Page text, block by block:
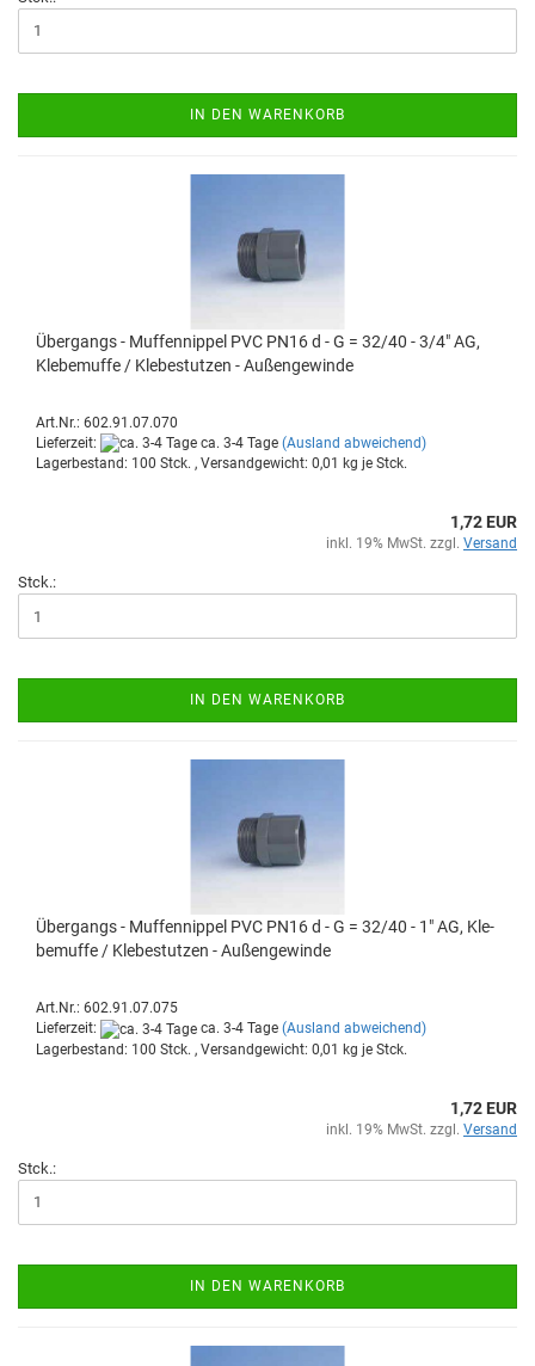
IN DEN WARENKORB
Über­gangs - Muf­fen­nip­pel PVC PN16 d - G = 32/40 - 3/4" AG,
Kle­be­muf­fe / Kle­be­stut­zen - Au­ßen­ge­win­de
Art.Nr.: 602.91.07.070
Lieferzeit:
ca. 3-4 Tage (Ausland abweichend)
Lagerbestand: 100 Stck. , Versandgewicht: 0,01 kg je Stck.
1,72 EUR
inkl. 19% MwSt. zzgl. Versand
Stck.:
IN DEN WARENKORB
Über­gangs - Muf­fen­nip­pel PVC PN16 d - G = 32/40 - 1" AG, Kle­
be­muf­fe / Kle­be­stut­zen - Au­ßen­ge­win­de
Art.Nr.: 602.91.07.075
Lieferzeit:
ca. 3-4 Tage (Ausland abweichend)
Lagerbestand: 100 Stck. , Versandgewicht: 0,01 kg je Stck.
1,72 EUR
inkl. 19% MwSt. zzgl. Versand
Stck.:
IN DEN WARENKORB